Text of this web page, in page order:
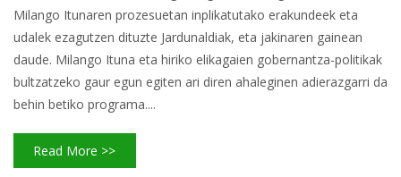
Milango Itunaren prozesuetan inplikatutako erakundeek eta
udalek ezagutzen dituzte Jardunaldiak, eta jakinaren gainean
daude. Milango Ituna eta hiriko elikagaien gobernantza-politikak
bultzatzeko gaur egun egiten ari diren ahaleginen adierazgarri da
behin betiko programa....
Read More >>